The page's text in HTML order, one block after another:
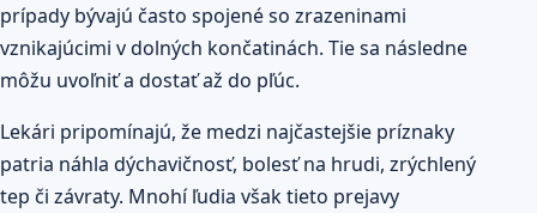
prípady bývajú často spojené so zrazeninami
vznikajúcimi v dolných končatinách. Tie sa následne
môžu uvoľniť a dostať až do pľúc.
Lekári pripomínajú, že medzi najčastejšie príznaky
patria náhla dýchavičnosť, bolesť na hrudi, zrýchlený
tep či závraty. Mnohí ľudia však tieto prejavy